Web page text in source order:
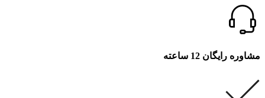
مشاوره رایگان 12 ساعته